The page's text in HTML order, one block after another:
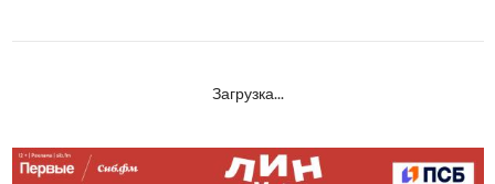
Загрузка...